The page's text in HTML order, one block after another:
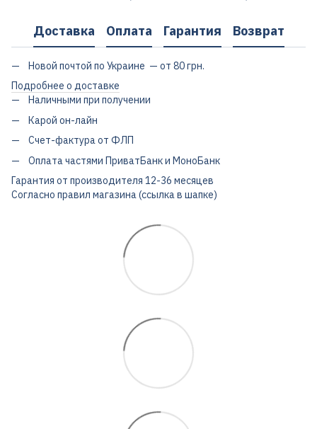
Доставка Оплата Гарантия Возврат
Новой почтой по Украине — от 80 грн.
Подробнее о доставке
Наличными при получении
Карой он-лайн
Счет-фактура от ФЛП
Оплата частями ПриватБанк и МоноБанк
Гарантия от производителя 12-36 месяцев
Согласно правил магазина (ссылка в шапке)